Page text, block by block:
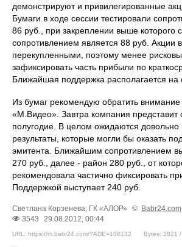
демонстрируют и привилегированные
Бумаги в ходе сессии тестировали
86 руб., при закреплении выше которого
сопротивлением является 88 руб. Акции
перекупленными, поэтому менее
зафиксировать часть прибыли по
Ближайшая поддержка располагается на
Из бумаг рекомендую обратить внимание
«М.Видео». Завтра компания
полугодие. В целом ожидаются довольно
результаты, которые могли бы оказать
эмитента. Ближайшим сопротивлением
270 руб., далее - район 280 руб., от
рекомендовала частично фиксировать
Поддержкой выступает 240 руб.
Светлана Корзенева, ГК «АЛОР» © Babr24.com
3543
29.08.2012, 00:44
URL: https://m.babr24.com/?ADE=108132 Bytes: 2821